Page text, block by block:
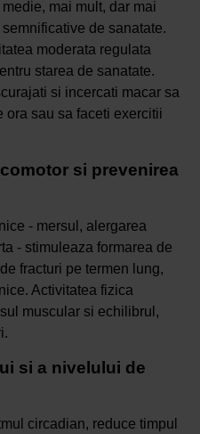
mai mult, dar mai
de sanatate.
moderata regulata
starea de sanatate.
si incercati macar sa
ora sau sa faceti exercitii
si prevenirea
- mersul, alergarea
- stimuleaza formarea de
fracturi pe termen lung,
Activitatea fizica
muscular si echilibrul,
si a nivelului de
circadian, reduce timpul